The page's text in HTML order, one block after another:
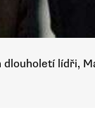
lídři,